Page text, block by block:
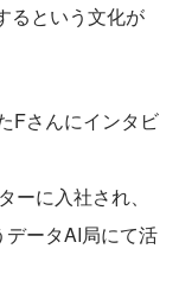
るという文化が
Fさんにインタビ
に入社され、
ータAI局にて活